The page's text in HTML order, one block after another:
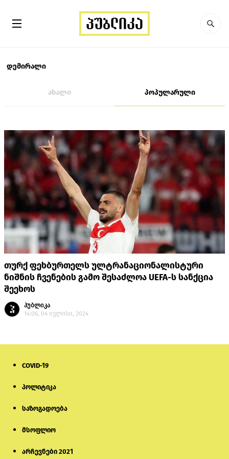
დემირალი
ახალი პოპულარული
თურქ ფეხბურთელს ულტრანაციონალისტური
ნიშნის ჩვენების გამო შესაძლოა UEFA-ს სანქცია
შეეხოს
პუბლიკა
14:06, 04 ივლისი, 2024
COVID-19
პოლიტიკა
საზოგადოება
მსოფლიო
არჩევნები 2021